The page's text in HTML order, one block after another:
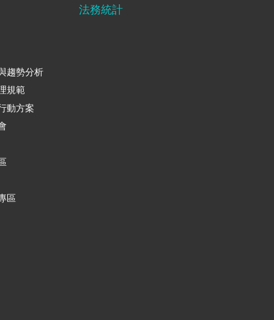
趨勢分析
規範
動方案
區
法務統計